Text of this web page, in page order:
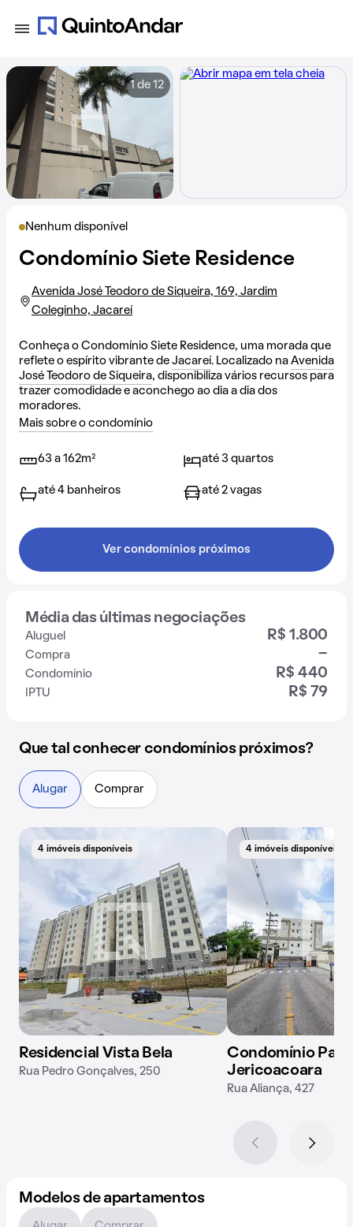
Nenhum disponível
Condomínio Siete Residence
Avenida José Teodoro de Siqueira, 169, Jardim
Coleginho, Jacareí
Conheça o Condomínio Siete Residence, uma morada que
reflete o espírito vibrante de Jacareí. Localizado na Avenida
José Teodoro de Siqueira, disponibiliza vários recursos para
trazer comodidade e aconchego ao dia a dia dos
moradores.
Mais sobre o condomínio
63 a 162m² até 3 quartos
até 4 banheiros até 2 vagas
Ver condomínios próximos
Média das últimas negociações
Aluguel R$ 1.800
Compra -
Condomínio R$ 440
IPTU R$ 79
1 de 12
Que tal conhecer condomínios próximos?
Alugar Comprar
4 imóveis disponíveis
Residencial Vista Bela
Rua Pedro Gonçalves, 250
4 imóveis disponíveis
Condomínio
Jericoacoara
Rua Aliança, 427
Modelos de apartamentos